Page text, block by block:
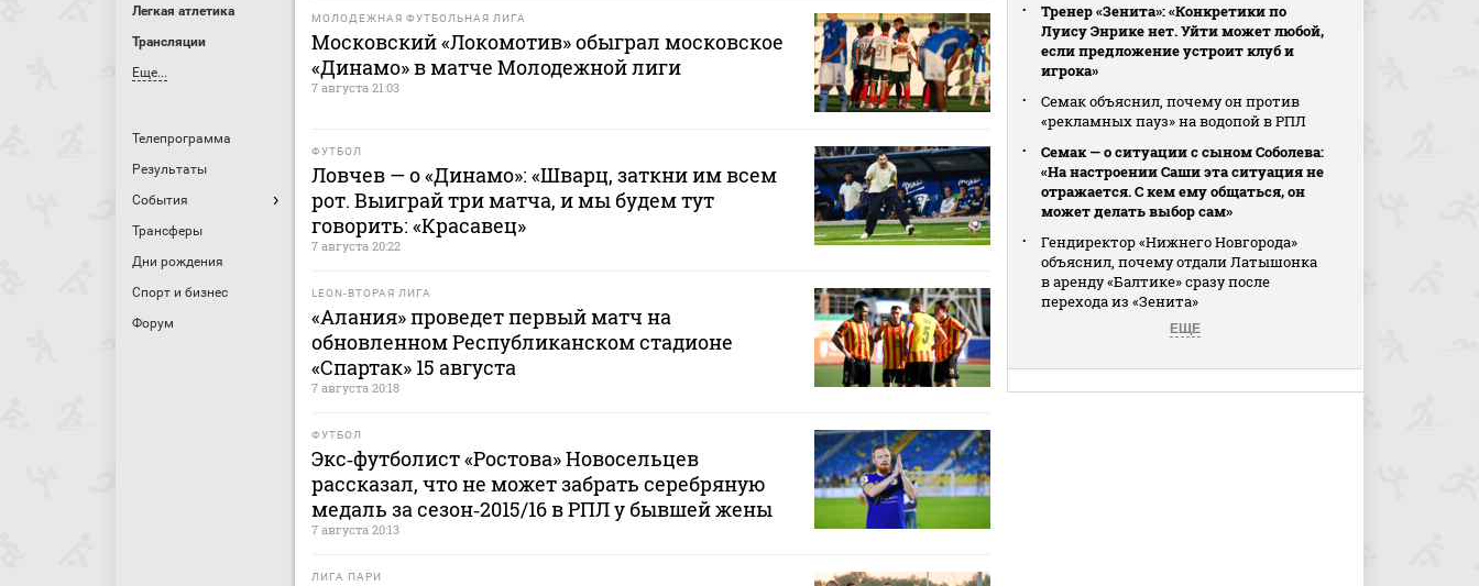
Легкая атлетика
Трансляции
Еще...
Телепрограмма
Результаты
События
Трансферы
Дни рождения
Спорт и бизнес
Форум
МОЛОДЕЖНАЯ ФУТБОЛЬНАЯ ЛИГА
Московский «Локомотив» обыграл московское
«Динамо» в матче Молодежной лиги
7 августа 21:03
ФУТБОЛ
Ловчев — о «Динамо»: «Шварц, заткни им всем
рот. Выиграй три матча, и мы будем тут
говорить: «Красавец»
7 августа 20:22
LEON-ВТОРАЯ ЛИГА
«Алания» проведет первый матч на
обновленном Республиканском стадионе
«Спартак» 15 августа
7 августа 20:18
ФУТБОЛ
Экс‑футболист «Ростова» Новосельцев
рассказал, что не может забрать серебряную
медаль за сезон‑2015/16 в РПЛ у бывшей жены
7 августа 20:13
ЛИГА ПАРИ
Тренер «Зенита»: «Конкретики по
Луису Энрике нет. Уйти может любой,
если предложение устроит клуб и
игрока»
Семак объяснил, почему он против
«рекламных пауз» на водопой в РПЛ
Семак — о ситуации с сыном Соболева:
«На настроении Саши эта ситуация не
отражается. С кем ему общаться, он
может делать выбор сам»
Гендиректор «Нижнего Новгорода»
объяснил, почему отдали Латышонка
в аренду «Балтике» сразу после
перехода из «Зенита»
ЕЩЕ